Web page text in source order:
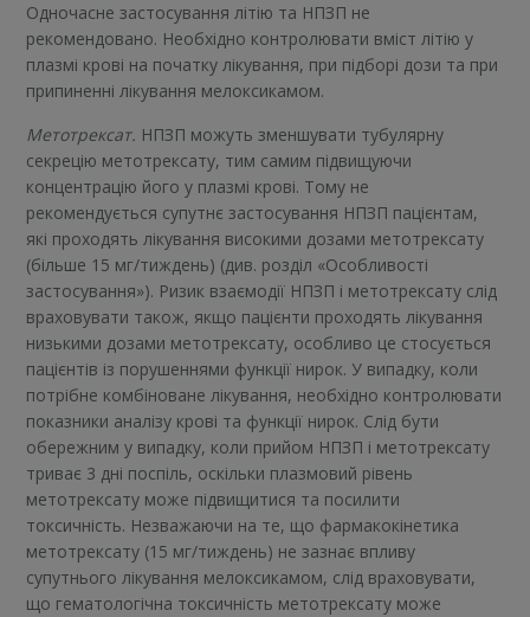
Одночасне застосування літію та НПЗП не
рекомендовано. Необхідно контролювати вміст літію у
плазмі крові на початку лікування, при підборі дози та при
припиненні лікування мелоксикамом.
Метотрексат. НПЗП можуть зменшувати тубулярну
секрецію метотрексату, тим самим підвищуючи
концентрацію його у плазмі крові. Тому не
рекомендується супутнє застосування НПЗП пацієнтам,
які проходять лікування високими дозами метотрексату
(більше 15 мг/тиждень) (див. розділ «Особливості
застосування»). Ризик взаємодії НПЗП і метотрексату слід
враховувати також, якщо пацієнти проходять лікування
низькими дозами метотрексату, особливо це стосується
пацієнтів із порушеннями функції нирок. У випадку, коли
потрібне комбіноване лікування, необхідно контролювати
показники аналізу крові та функції нирок. Слід бути
обережним у випадку, коли прийом НПЗП і метотрексату
триває 3 дні поспіль, оскільки плазмовий рівень
метотрексату може підвищитися та посилити
токсичність. Незважаючи на те, що фармакокінетика
метотрексату (15 мг/тиждень) не зазнає впливу
супутнього лікування мелоксикамом, слід враховувати,
що гематологічна токсичність метотрексату може